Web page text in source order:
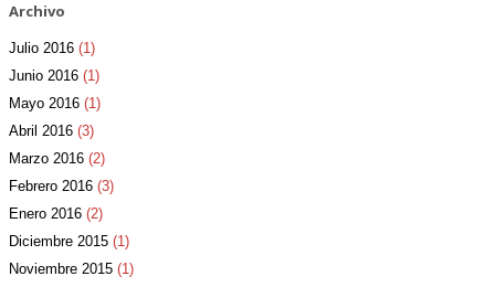
Archivo
Julio 2016 (1)
Junio 2016 (1)
Mayo 2016 (1)
Abril 2016 (3)
Marzo 2016 (2)
Febrero 2016 (3)
Enero 2016 (2)
Diciembre 2015 (1)
Noviembre 2015 (1)